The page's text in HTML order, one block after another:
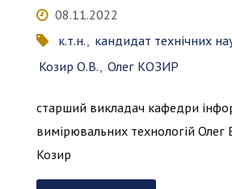
08.11.2022
к.т.н.
кандидат технічних
Козир О.В.
Олег КОЗИР
старший викладач кафедри
вимірювальних технологій Олег
Козир